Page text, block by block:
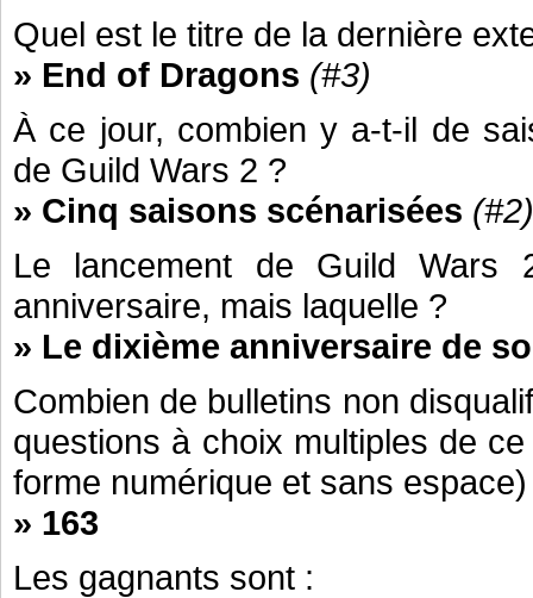
Quel est le titre de la dernière
» End of Dragons (#3)
À ce jour, combien y a-t-il de
de Guild Wars 2 ?
» Cinq saisons scénarisées (#2)
Le lancement de Guild Wars
anniversaire, mais laquelle ?
» Le dixième anniversaire de
Combien de bulletins non
questions à choix multiples de
forme numérique et sans espace)
» 163
Les gagnants sont :